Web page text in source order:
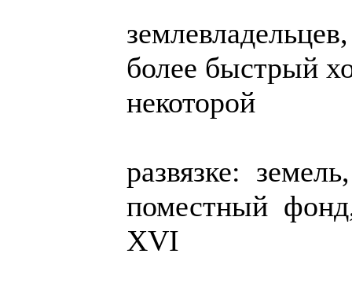
более быстрый
некоторой
развязке:
поместный
XVI